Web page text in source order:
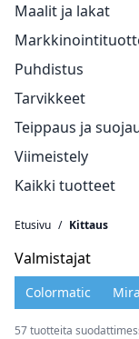
Maalit ja lakat
Puhdistus
Tarvikkeet
Teippaus ja
Viimeistely
Kaikki tuotteet
Etusivu / Kittaus
Valmistajat
Colormatic
57 tuotteita